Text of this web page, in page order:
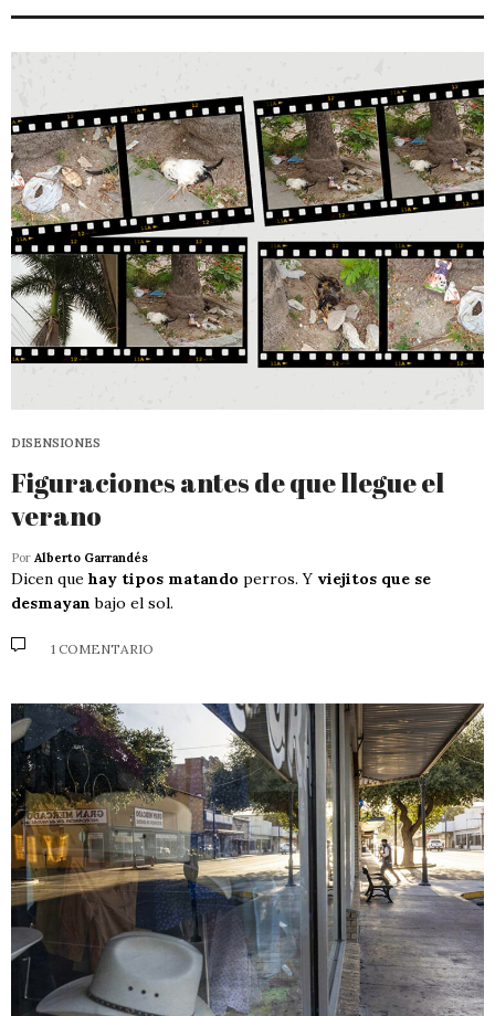
DISENSIONES
Figuraciones antes de que llegue el
verano
Por Alberto Garrandés
Dicen que hay tipos matando perros. Y viejitos que se
desmayan bajo el sol.
1 COMENTARIO